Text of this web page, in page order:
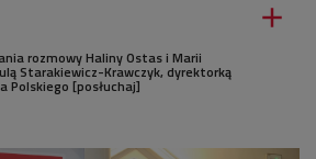

rozmowy Haliny Ostas i Marii
Starakiewicz-Krawczyk, dyrektorką
Polskiego [posłuchaj]